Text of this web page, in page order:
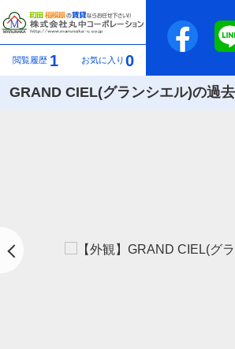
閲覧履歴 1 お気に入り 0
GRAND CIEL(グランシエル)の過